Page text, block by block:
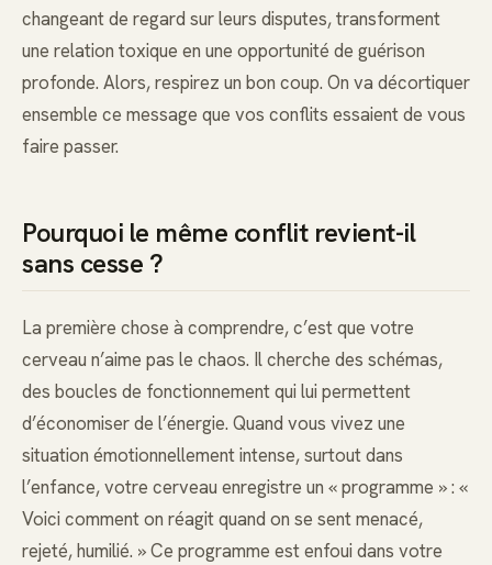
changeant de regard sur leurs disputes, transforment
une relation toxique en une opportunité de guérison
profonde. Alors, respirez un bon coup. On va décortiquer
ensemble ce message que vos conflits essaient de vous
faire passer.
Pourquoi le même conflit revient-il
sans cesse ?
La première chose à comprendre, c’est que votre
cerveau n’aime pas le chaos. Il cherche des schémas,
des boucles de fonctionnement qui lui permettent
d’économiser de l’énergie. Quand vous vivez une
situation émotionnellement intense, surtout dans
l’enfance, votre cerveau enregistre un « programme » : «
Voici comment on réagit quand on se sent menacé,
rejeté, humilié. » Ce programme est enfoui dans votre